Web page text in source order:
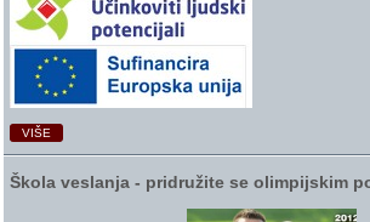
VIŠE
Škola veslanja ‑ pridružite se olimpijskim